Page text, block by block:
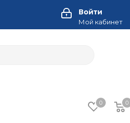
Войти
Мой кабинет
0 0